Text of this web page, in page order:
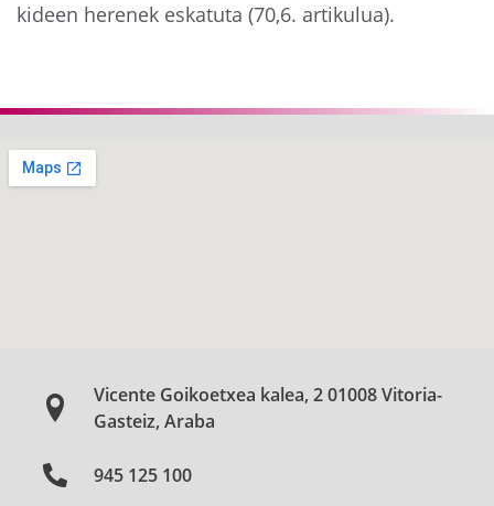
kideen herenek eskatuta (70,6. artikulua).
Vicente Goikoetxea kalea, 2 01008 Vitoria-
Gasteiz, Araba
945 125 100